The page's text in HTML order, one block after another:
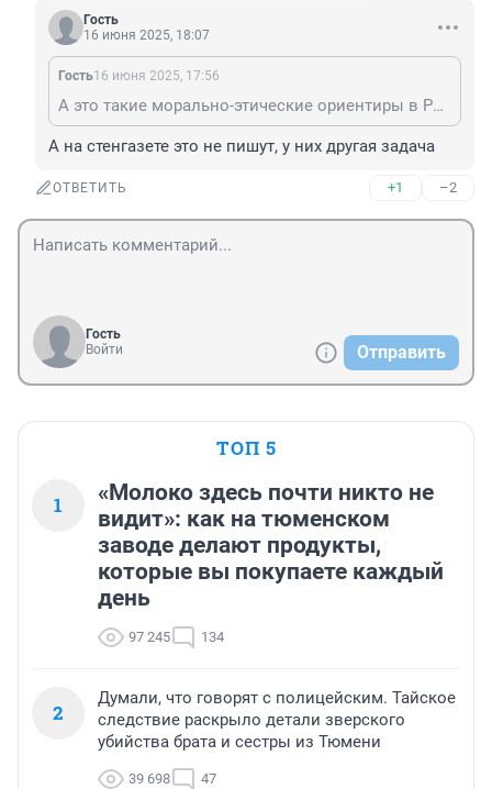
Гость
16 июня 2025, 18:07
Гость16 июня 2025, 17:56
А это такие морально-этические ориентиры в Российском обществе в приоритете на текущий момент. Ведь если писать о подвигах наших военнослужащих и людях которые на военных заводах в три смены работают много хайпа и лайков не получишь. Как говориться ни Родины, ни флага - только бабки! Конченные!
А на стенгазете это не пишут, у них другая задача
ОТВЕТИТЬ +1 –2
Гость
Войти
Отправить
ТОП 5
1
«Молоко здесь почти никто не
видит»: как на тюменском
заводе делают продукты,
которые вы покупаете каждый
день
97 245 134
2
Думали, что говорят с полицейским. Тайское
следствие раскрыло детали зверского
убийства брата и сестры из Тюмени
39 698 47